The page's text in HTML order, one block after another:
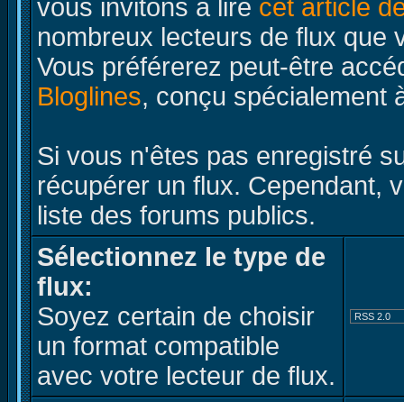
vous invitons à lire cet article
nombreux lecteurs de flux que
Vous préférerez peut-être
Bloglines, conçu spécialement
Si vous n'êtes pas enregistré
récupérer un flux. Cependant,
liste des forums publics.
Sélectionnez le type de
flux:
Soyez certain de choisir
un format compatible
avec votre lecteur de flux.